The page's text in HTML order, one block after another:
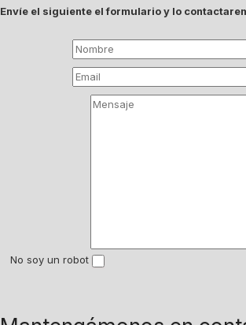
Envíe el siguiente el formulario y lo
No soy un robot